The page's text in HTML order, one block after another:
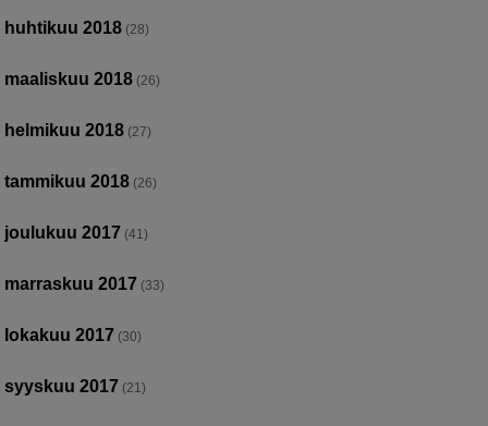
huhtikuu 2018 (28)
maaliskuu 2018 (26)
helmikuu 2018 (27)
tammikuu 2018 (26)
joulukuu 2017 (41)
marraskuu 2017 (33)
lokakuu 2017 (30)
syyskuu 2017 (21)